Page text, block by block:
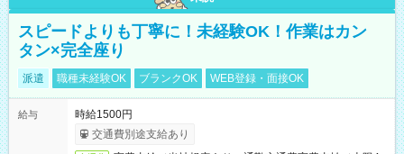
スピードよりも丁寧に！未経験OK！作業はカン
タン×完全座り
派遣 職種未経験OK ブランクOK WEB登録・面接OK
給与
時給1500円
交通費別途支給あり